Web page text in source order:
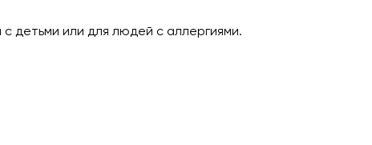
детьми или для людей с аллергиями.